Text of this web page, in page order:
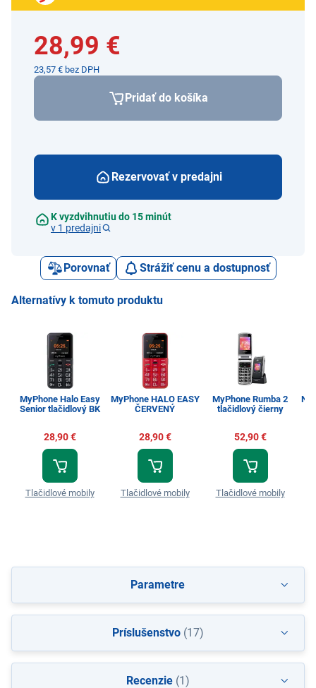
28,99 €
23,57 € bez DPH
Pridať do košíka
Rezervovať v predajni
K vyzdvihnutiu do 15 minút
v 1 predajni
Porovnať Strážiť cenu a dostupnosť
Alternatívy k tomuto produktu
MyPhone Halo Easy
Senior tlačidlový BK
28,90 €
Tlačidlové mobily
MyPhone HALO EASY
ČERVENÝ
28,90 €
Tlačidlové mobily
MyPhone Rumba 2
tlačidlový čierny
52,90 €
Tlačidlové mobily
Parametre
Príslušenstvo(17)
Recenzie(1)